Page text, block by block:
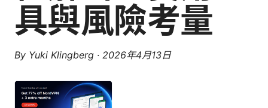
具與風險考量
By Yuki Klingberg · 2026年4月13日